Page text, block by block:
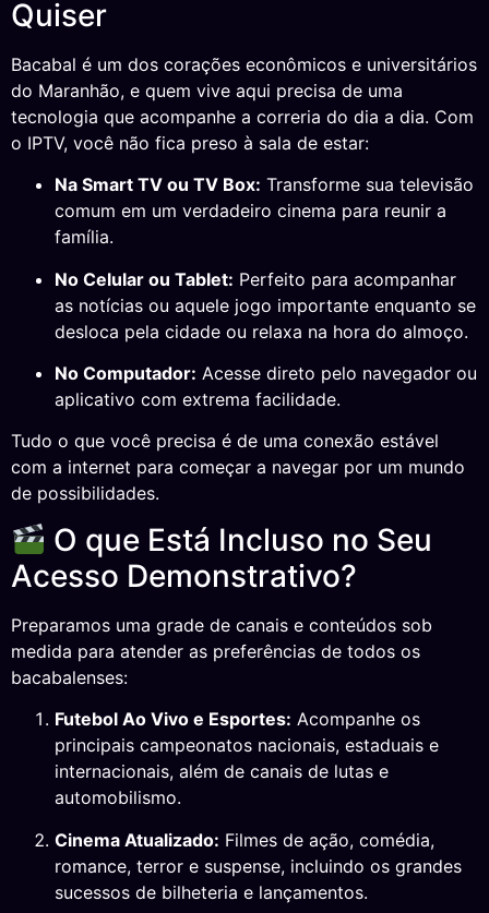
Quiser
Bacabal é um dos corações econômicos e universitários
do Maranhão, e quem vive aqui precisa de uma
tecnologia que acompanhe a correria do dia a dia. Com
o IPTV, você não fica preso à sala de estar:
Na Smart TV ou TV Box: Transforme sua televisão
comum em um verdadeiro cinema para reunir a
família.
No Celular ou Tablet: Perfeito para acompanhar
as notícias ou aquele jogo importante enquanto se
desloca pela cidade ou relaxa na hora do almoço.
No Computador: Acesse direto pelo navegador ou
aplicativo com extrema facilidade.
Tudo o que você precisa é de uma conexão estável
com a internet para começar a navegar por um mundo
de possibilidades.
O que Está Incluso no Seu
Acesso Demonstrativo?
Preparamos uma grade de canais e conteúdos sob
medida para atender as preferências de todos os
bacabalenses:
Futebol Ao Vivo e Esportes: Acompanhe os
principais campeonatos nacionais, estaduais e
internacionais, além de canais de lutas e
automobilismo.
Cinema Atualizado: Filmes de ação, comédia,
romance, terror e suspense, incluindo os grandes
sucessos de bilheteria e lançamentos.